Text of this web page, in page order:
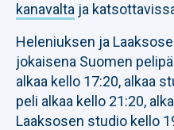
kanavalta ja
Heleniuksen ja
jokaisena Suomen
alkaa kello 17:20, alkaa
peli alkaa kello 21:20,
Laaksosen studio kello